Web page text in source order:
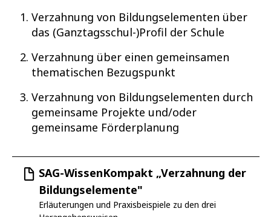
Verzahnung von Bildungselementen über
das (Ganztagsschul-)Profil der Schule
Verzahnung über einen gemeinsamen
thematischen Bezugspunkt
Verzahnung von Bildungselementen durch
gemeinsame Projekte und/oder
gemeinsame Förderplanung
SAG-WissenKompakt „Verzahnung der
Bildungselemente"
Erläuterungen und Praxisbeispiele zu den drei